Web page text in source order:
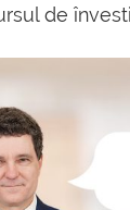
de